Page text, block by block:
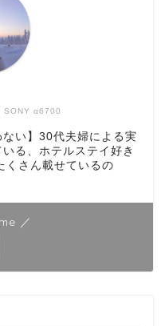
SONY α6700
ない】30代夫婦による実
る、ホテルステイ好き
さん載せているの
／